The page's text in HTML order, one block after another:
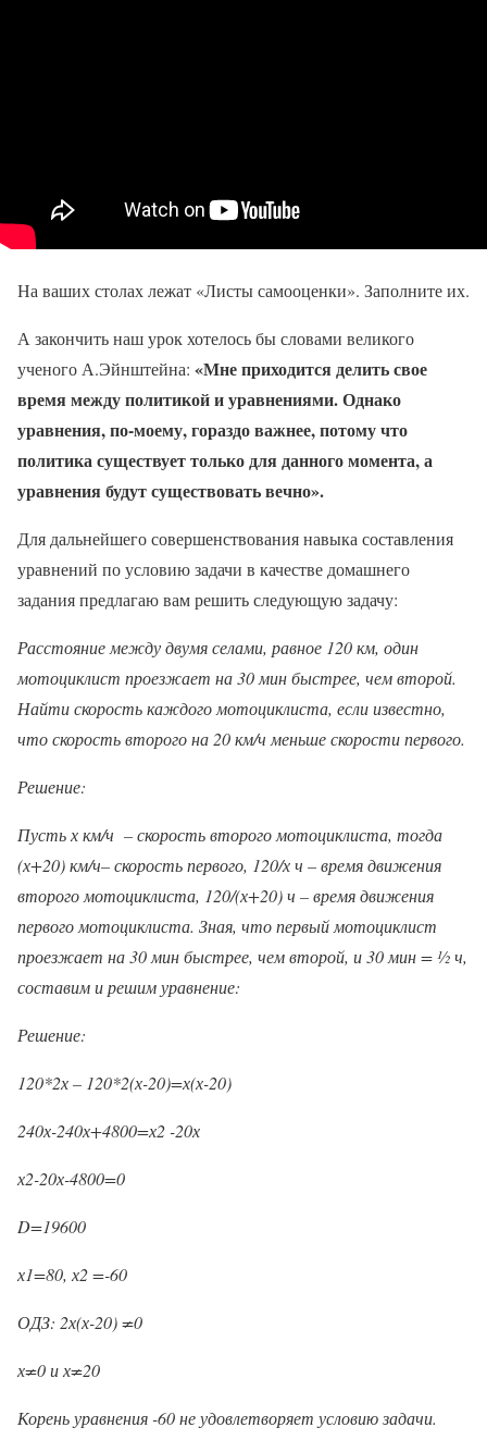
На ваших столах лежат «Листы самооценки». Заполните их.
А закончить наш урок хотелось бы словами великого
ученого А.Эйнштейна: «Мне приходится делить свое
время между политикой и уравнениями. Однако
уравнения, по-моему, гораздо важнее, потому что
политика существует только для данного момента, а
уравнения будут существовать вечно».
Для дальнейшего совершенствования навыка составления
уравнений по условию задачи в качестве домашнего
задания предлагаю вам решить следующую задачу:
Расстояние между двумя селами, равное 120 км, один
мотоциклист проезжает на 30 мин быстрее, чем второй.
Найти скорость каждого мотоциклиста, если известно,
что скорость второго на 20 км/ч меньше скорости первого.
Решение:
Пустьх км/ч – скорость второго мотоциклиста, тогда
(х+20) км/ч– скорость первого, 120/х ч – время движения
второго мотоциклиста, 120/(х+20) ч – время движения
первого мотоциклиста. Зная, чтопервый мотоциклист
проезжает на 30 мин быстрее, чем второй, и 30 мин = ½ ч,
составим и решим уравнение:
Решение:
120*2х – 120*2(х-20)=х(х-20)
240х-240х+4800=х2 -20х
х2-20х-4800=0
D=19600
х1=80, х2=-60
ОДЗ: 2х(х-20) ≠0
х≠0 и х≠20
Корень уравнения -60 не удовлетворяет условию задачи.